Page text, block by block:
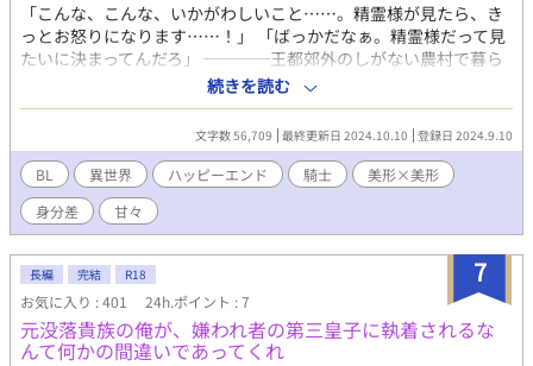
「こんな、こんな、いかがわしいこと……。精霊様が見たら、き
っとお怒りになります……！」 「ばっかだなぁ。精霊様だって見
たいに決まってんだろ」 ────王都郊外のしがない農村で暮ら
す少年リュリュは、その地に根付く精霊信仰の敬虔な信徒であ
り、そして天涯孤独の身であった。身内を亡くした侘しさを紛ら
わさんと王都まで出稼ぎに行き、忙しくも充実した日々を送るリ
ュリュは、常連客である眉目麗しい騎士オリヴェルに対して密か
な思いを寄せる。しかしオリヴェルは特定の恋人を作らない生来
の遊び人だとの噂が……。そんな身分違いの恋に振り回される
中、リュリュには何やら特別な力があることが分かり、事態は思
わぬ方向へと進展していく。 ◇◇ ※男性妊娠を可能とする描写が
あります。 ※「お前」呼びしちゃう攻めです。 ※タイトル回収後
もしばらく話が続く予定です。 ※R-18描写が入る回には米印(※)
を付けます。
続きを読む
文字数 56,709 最終更新日 2024.10.10 登録日 2024.9.10
BL 異世界 ハッピーエンド 騎士
美形×美形
身分差
甘々
7
長編 完結 R18
お気に入り : 401 24h.ポイント : 7
元没落貴族の俺が、嫌われ者の第三皇子に執着されるな
んて何かの間違いであってくれ